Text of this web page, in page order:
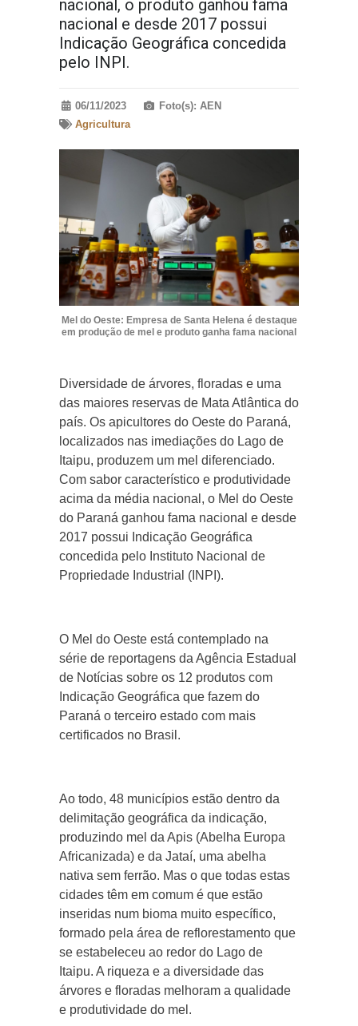
nacional, o produto ganhou fama
nacional e desde 2017 possui
Indicação Geográfica concedida
pelo INPI.
06/11/2023
Foto(s): AEN
Agricultura
Mel do Oeste: Empresa de Santa Helena é destaque
em produção de mel e produto ganha fama nacional
Diversidade de árvores, floradas e uma
das maiores reservas de Mata Atlântica do
país. Os apicultores do Oeste do Paraná,
localizados nas imediações do Lago de
Itaipu, produzem um mel diferenciado.
Com sabor característico e produtividade
acima da média nacional, o Mel do Oeste
do Paraná ganhou fama nacional e desde
2017 possui Indicação Geográfica
concedida pelo Instituto Nacional de
Propriedade Industrial (INPI).
O Mel do Oeste está contemplado na
série de reportagens da Agência Estadual
de Notícias sobre os 12 produtos com
Indicação Geográfica que fazem do
Paraná o terceiro estado com mais
certificados no Brasil.
Ao todo, 48 municípios estão dentro da
delimitação geográfica da indicação,
produzindo mel da Apis (Abelha Europa
Africanizada) e da Jataí, uma abelha
nativa sem ferrão. Mas o que todas estas
cidades têm em comum é que estão
inseridas num bioma muito específico,
formado pela área de reflorestamento que
se estabeleceu ao redor do Lago de
Itaipu. A riqueza e a diversidade das
árvores e floradas melhoram a qualidade
e produtividade do mel.